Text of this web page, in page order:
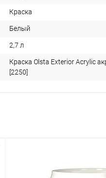
Краска
Белый
2,7 л
Краска Olsta Exterior Acrylic
[2250]